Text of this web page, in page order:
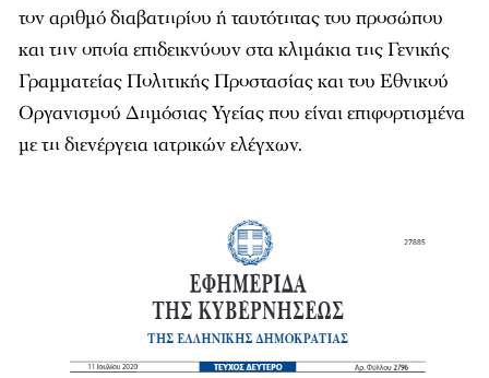
τον αριθμό διαβατηρίου ή ταυτότητας του προσώπου
και την οποία επιδεικνύουν στα κλιμάκια της Γενικής
Γραμματείας Πολιτικής Προστασίας και του Εθνικού
Οργανισμού Δημόσιας Υγείας που είναι επιφορτισμένα
με τη διενέργεια ιατρικών ελέγχων.